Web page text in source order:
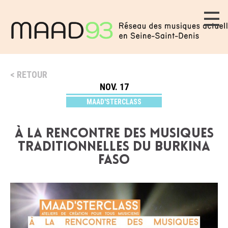
RETOUR
NOV. 17
MAAD'STERCLASS
À LA RENCONTRE DES MUSIQUES
TRADITIONNELLES DU BURKINA
FASO